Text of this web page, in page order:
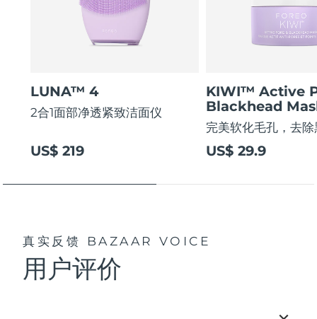
LUNA™ 4
2合1面部净透紧致洁面仪
US$ 219
KIWI™ Active
Blackhead
完美软化毛孔，去
US$ 29.9
真实反馈 BAZAAR VOICE
用户评价